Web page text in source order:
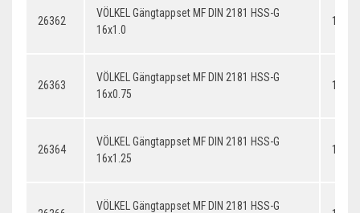
26362
VÖLKEL Gängtappset MF DIN 2181 HSS-G
16x1.0
26363
VÖLKEL Gängtappset MF DIN 2181 HSS-G
16x0.75
26364
VÖLKEL Gängtappset MF DIN 2181 HSS-G
16x1.25
VÖLKEL Gängtappset MF DIN 2181 HSS-G